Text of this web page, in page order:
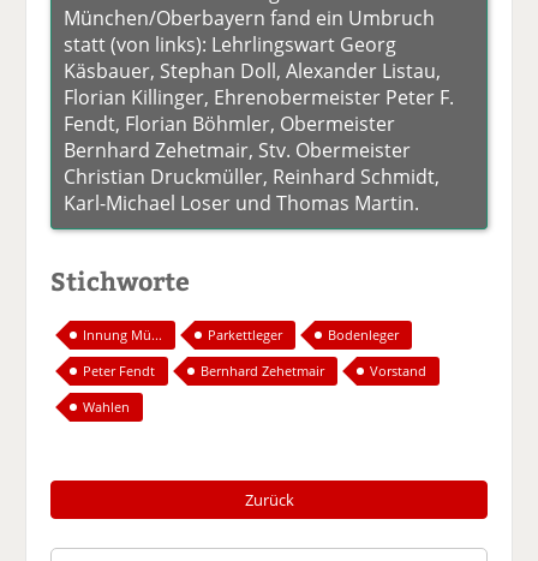
München/Oberbayern fand ein Umbruch
statt (von links): Lehrlingswart Georg
Käsbauer, Stephan Doll, Alexander Listau,
Florian Killinger, Ehrenobermeister Peter F.
Fendt, Florian Böhmler, Obermeister
Bernhard Zehetmair, Stv. Obermeister
Christian Druckmüller, Reinhard Schmidt,
Karl-Michael Loser und Thomas Martin.
Stichworte
Innung Mü... Parkettleger
Bodenleger
Peter Fendt
Bernhard Zehetmair
Vorstand
Wahlen
Zurück